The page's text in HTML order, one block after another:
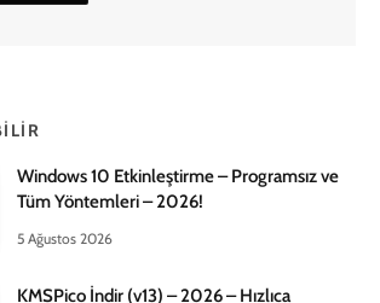
Windows 10 Etkinleştirme – Programsız ve
Tüm Yöntemleri – 2026!
5 Ağustos 2026
KMSPico İndir (v13) – 2026 – Hızlıca